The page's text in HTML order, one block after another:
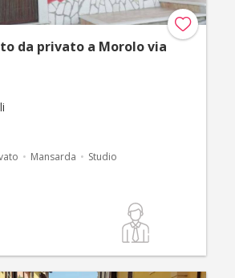
da privato a Morolo via
Mansarda Studio